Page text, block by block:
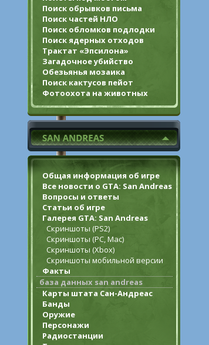
Поиск обрывков письма
Поиск частей НЛО
Поиск обломков подлодки
Поиск ядерных отходов
Трактат «Эпсилона»
Загадочное убийство
Обезьянья мозаика
Поиск кактусов пейот
Фотоохота на животных
Общая информация об игре
Все новости о GTA: San Andreas
Вопросы и ответы
Статьи об игре
Галерея GTA: San Andreas
Скриншоты (PS2)
Скриншоты (PC, Mac)
Скриншоты (Xbox)
Скриншоты мобильной версии
Факты
база данных san andreas
Карты штата Сан-Андреас
Банды
Оружие
Персонажи
Радиостанции